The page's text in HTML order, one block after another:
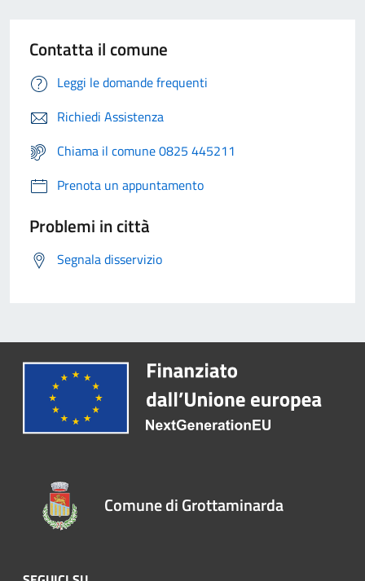
Contatta il comune
Leggi le domande frequenti
Richiedi Assistenza
Chiama il comune 0825 445211
Prenota un appuntamento
Problemi in città
Segnala disservizio
Comune di Grottaminarda